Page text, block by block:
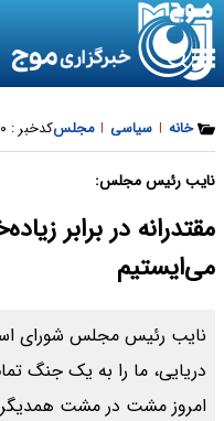
خانه | سیاسی | مجلسکدخبر :
نایب رئیس مجلس:
مقتدرانه در برابر
می‌ایستیم
نایب رئیس مجلس شورای
دریایی، ما را به یک جنگ
امروز مشت در مشت همدیگر